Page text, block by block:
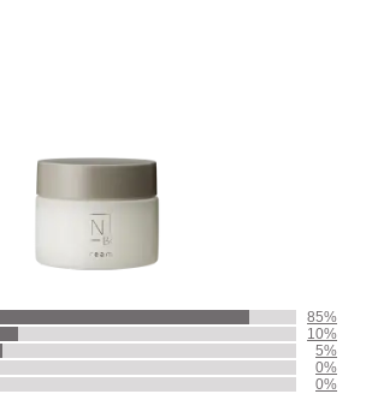
Other
85%
10%
5%
0%
0%